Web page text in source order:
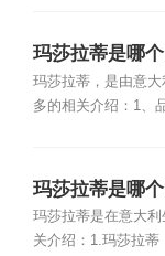
玛莎拉蒂是哪
玛莎拉蒂，是由意
多的相关介绍：1、
玛莎拉蒂是哪
玛莎拉蒂是在意大
关介绍：1.玛莎拉蒂